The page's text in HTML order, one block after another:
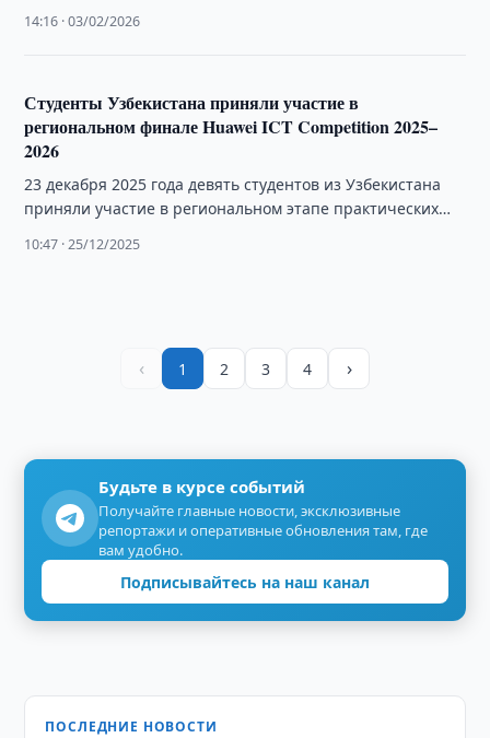
2025–2026.
14:16 · 03/02/2026
Студенты Узбекистана приняли участие в
региональном финале Huawei ICT Competition 2025–
2026
23 декабря 2025 года девять студентов из Узбекистана
приняли участие в региональном этапе практических
10:47 · 25/12/2025
‹ 1 2 3 4 ›
Будьте в курсе событий
Получайте главные новости, эксклюзивные
репортажи и оперативные обновления там, где
вам удобно.
Подписывайтесь на наш канал
ПОСЛЕДНИЕ НОВОСТИ